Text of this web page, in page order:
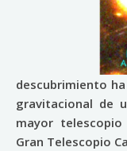
descubrimiento
gravitacional de
mayor
Gran Telescopio